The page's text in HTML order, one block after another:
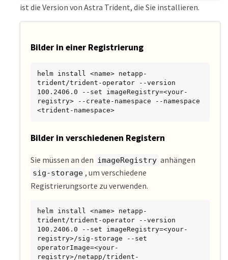
ist die Version von Astra Trident, die Sie installieren.
Bilder in einer Registrierung
helm install <name> netapp-
trident/trident-operator --version
100.2406.0 --set imageRegistry=<your-
registry> --create-namespace --namespace
<trident-namespace>
Bilder in verschiedenen Registern
Sie müssen an den imageRegistry anhängen
sig-storage , um verschiedene
Registrierungsorte zu verwenden.
helm install <name> netapp-
trident/trident-operator --version
100.2406.0 --set imageRegistry=<your-
registry>/sig-storage --set
operatorImage=<your-
registry>/netapp/trident-